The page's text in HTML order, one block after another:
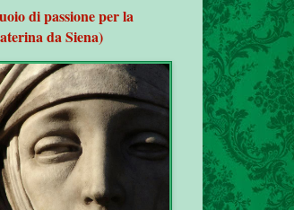
di passione per la
da Siena)